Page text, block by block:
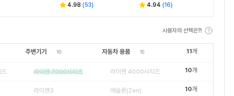
4.98 (53) 4.94 (16)
사용자의 선택은?!
주변기기 16 자동차 용품 15 11개
라이젠 7000시리즈 라이젠 4000시리즈 10개
라이젠3 애슬론(Zen) 10개